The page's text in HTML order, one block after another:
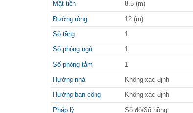
Mặt tiền 8.5 (m)
Đường rộng 12 (m)
Số tầng 1
Số phòng ngủ 1
Số phòng tắm 1
Hướng nhà Không xác định
Hướng ban công Không xác định
Pháp lý Sổ đỏ/Sổ hồng